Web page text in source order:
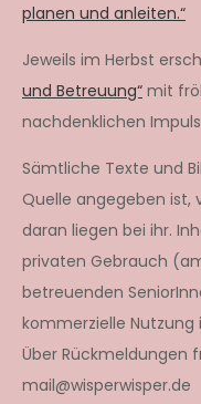
planen und anleiten.“
Jeweils im Herbst
und Betreuung“ mit
nachdenklichen
Sämtliche Texte und
Quelle angegeben ist,
daran liegen bei ihr.
privaten Gebrauch
betreuenden
kommerzielle Nutzung
Über Rückmeldungen
mail@wisperwisper.de